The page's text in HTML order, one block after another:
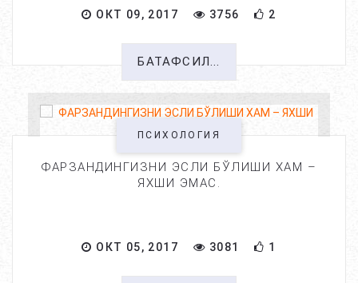
ОКТ 09, 2017 3756 2
БАТАФСИЛ...
ПСИХОЛОГИЯ
ФАРЗАНДИНГИЗНИ ЭСЛИ БЎЛИШИ ХАМ –
ЯХШИ ЭМАС.
ОКТ 05, 2017 3081 1